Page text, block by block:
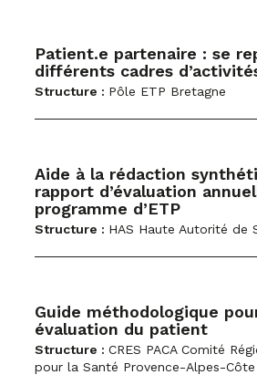
Patient.e partenaire : se
différents cadres
Structure : Pôle ETP Bretagne
Aide à la rédaction
rapport d’évaluation
programme d’ETP
Structure : HAS Haute Autorité de
Guide méthodologique
évaluation du patient
Structure : CRES PACA Comité
pour la Santé Provence-Alpes-Côte